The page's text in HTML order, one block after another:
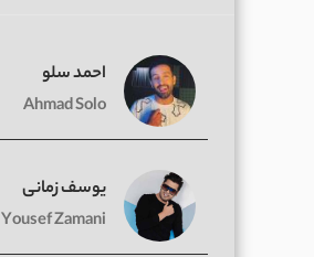
احمد سلو
Ahmad Solo
یوسف زمانی
Yousef Zamani